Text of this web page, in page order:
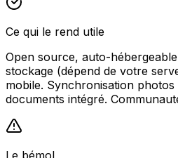
Ce qui le rend utile
Open source, auto-
stockage (dépend de votre
mobile. Synchronisation photos
documents intégré.
Le bémol